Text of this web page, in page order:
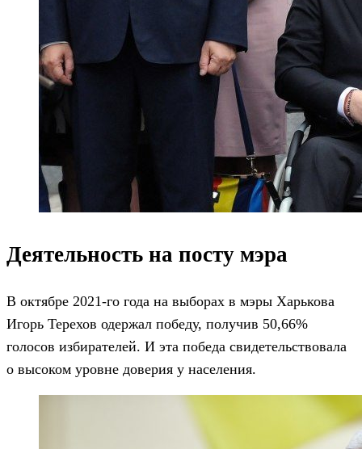
Деятельность на посту мэра
В октябре 2021-го года на выборах в мэры Харькова
Игорь Терехов одержал победу, получив 50,66%
голосов избирателей. И эта победа свидетельствовала
о высоком уровне доверия у населения.